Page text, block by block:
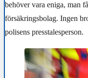
behöver vara eniga, man
försäkringsbolag. Ingen
polisens presstalesperson.